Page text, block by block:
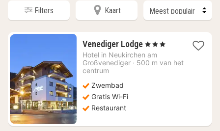
Filters Kaart
Venediger Lodge1
nacht
vanaf
, 3 Sterren
Hotel in Neukirchen am
Großvenediger · 500 m van het
centrum
Zwembad
Gratis Wi-Fi
Restaurant